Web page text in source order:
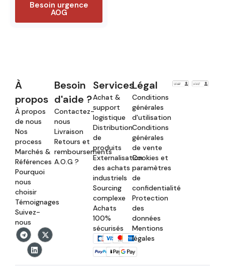
Besoin urgence
AOG
À
propos
À propos
de nous
Nos
process
Marchés &
Références
Pourquoi
nous
choisir
Témoignages
Suivez-
nous
Besoin
d'aide ?
Contactez-
nous
Livraison
Retours et
remboursements
A.O.G ?
Services
Achat &
support
logistique
Distribution
de
produits
Externalisation
des achats
industriels
Sourcing
complexe
Achats
100%
sécurisés
Légal
Conditions
générales
d'utilisation
Conditions
générales
de vente
Cookies et
paramètres
de
confidentialité
Protection
des
données
Mentions
légales